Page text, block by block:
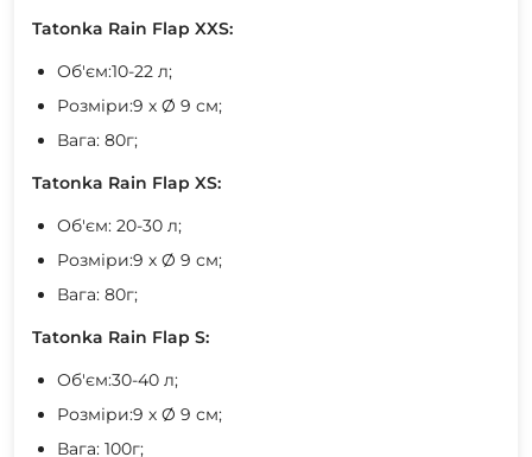
Tatonka Rain Flap XXS:
Об'єм:10-22 л;
Розміри:9 х Ø 9 см;
Вага: 80г;
Tatonka Rain Flap XS:
Об'єм: 20-30 л;
Розміри:9 х Ø 9 см;
Вага: 80г;
Tatonka Rain Flap S:
Об'єм:30-40 л;
Розміри:9 х Ø 9 см;
Вага: 100г;